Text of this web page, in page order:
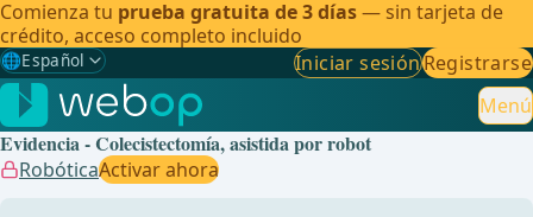
Comienza tu prueba gratuita de 3 días— sin tarjeta de
crédito, acceso completo incluido
🌐Español
Gewählte Sprache: Español
🇩🇪 Alemán
🇬🇧Inglés
Iniciar sesiónRegistrarse
Menú
Evidencia - Colecistectomía, asistida por robot
RobóticaActivar ahora